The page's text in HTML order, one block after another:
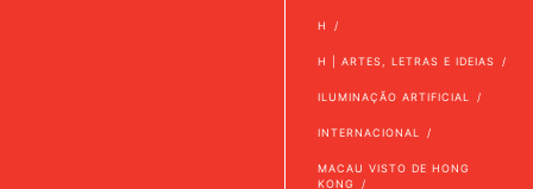
H
H | ARTES, LETRAS E IDEIAS
ILUMINAÇÃO ARTIFICIAL
INTERNACIONAL
MACAU VISTO DE HONG
KONG